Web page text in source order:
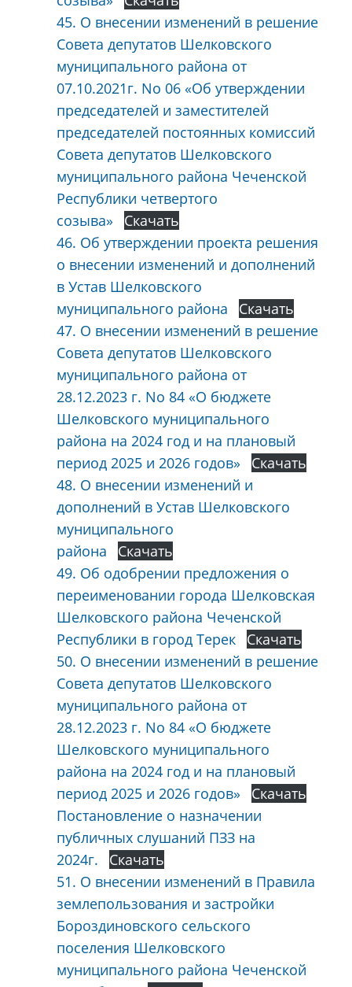
45. О внесении изменений в решение
Совета депутатов Шелковского
муниципального района от
07.10.2021г. No 06 «Об утверждении
председателей и заместителей
председателей постоянных комиссий
Совета депутатов Шелковского
муниципального района Чеченской
Республики четвертого
созыва»
Скачать
46. Об утверждении проекта решения
о внесении изменений и дополнений
в Устав Шелковского
муниципального района
Скачать
47. О внесении изменений в решение
Совета депутатов Шелковского
муниципального района от
28.12.2023 г. No 84 «О бюджете
Шелковского муниципального
района на 2024 год и на плановый
период 2025 и 2026 годов»
Скачать
48. О внесении изменений и
дополнений в Устав Шелковского
муниципального
района
Скачать
49. Об одобрении предложения о
переименовании города Шелковская
Шелковского района Чеченской
Республики в город Терек
Скачать
50. О внесении изменений в решение
Совета депутатов Шелковского
муниципального района от
28.12.2023 г. No 84 «О бюджете
Шелковского муниципального
района на 2024 год и на плановый
период 2025 и 2026 годов»
Скачать
Постановление о назначении
публичных слушаний ПЗЗ на
2024г.
Скачать
51. О внесении изменений в Правила
землепользования и застройки
Бороздиновского сельского
поселения Шелковского
муниципального района Чеченской